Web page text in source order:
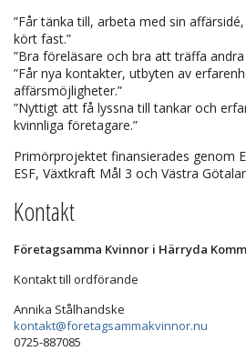
”Får tänka till, arbeta med sin
kört fast.”
”Bra föreläsare och bra att träffa
”Får nya kontakter, utbyten av
affärsmöjligheter.”
”Nyttigt att få lyssna till tankar och
kvinnliga företagare.”
Primörprojektet finansierades genom
ESF, Växtkraft Mål 3 och Västra
Kontakt
Företagsamma Kvinnor i Härryda
Kontakt till ordförande
Annika Stålhandske
kontakt@foretagsammakvinnor.nu
0725-887085